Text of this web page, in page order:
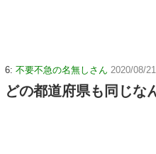
6: 不要不急の名無しさん 2020/08/
どの都道府県も同じな